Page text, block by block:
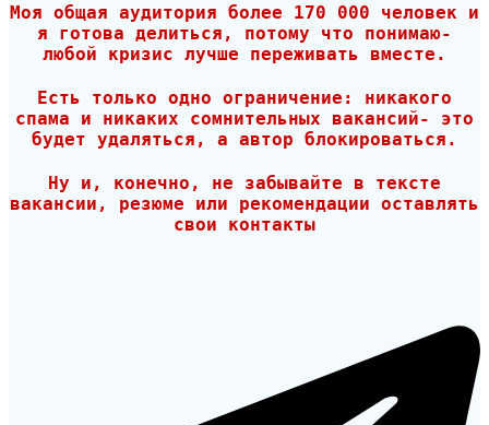
Моя общая аудитория более 170 000 человек и
я готова делиться, потому что понимаю-
любой кризис лучше переживать вместе.
Есть только одно ограничение: никакого
спама и никаких сомнительных вакансий- это
будет удаляться, а автор блокироваться.
Ну и, конечно, не забывайте в тексте
вакансии, резюме или рекомендации оставлять
свои контакты